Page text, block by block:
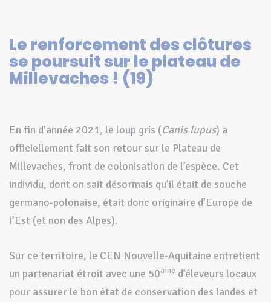
Le renforcement des clôtures
se poursuit sur le plateau de
Millevaches ! (19)
En fin d’année 2021, le loup gris (Canis lupus) a
officiellement fait son retour sur le Plateau de
Millevaches, front de colonisation de l’espèce. Cet
individu, dont on sait désormais qu’il était de souche
germano-polonaise, était donc originaire d’Europe de
l’Est (et non des Alpes).
Sur ce territoire, le CEN Nouvelle-Aquitaine entretient
un partenariat étroit avec une 50aine d’éleveurs locaux
pour assurer le bon état de conservation des landes et